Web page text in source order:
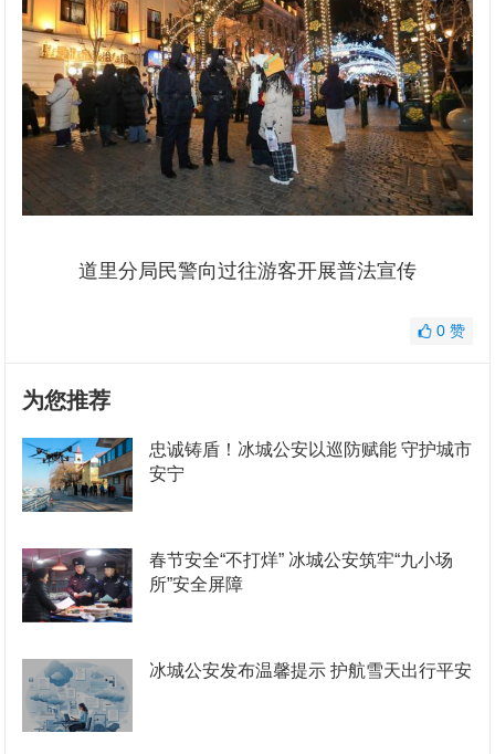
道里分局民警向过往游客开展普法宣传
0 赞
为您推荐
忠诚铸盾！冰城公安以巡防赋能 守护城市
安宁
春节安全“不打烊” 冰城公安筑牢“九小场
所”安全屏障
冰城公安发布温馨提示 护航雪天出行平安